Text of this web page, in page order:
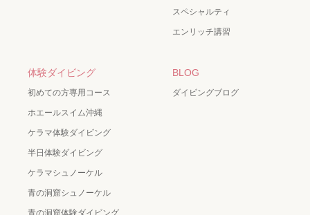
スペシャルティ
エンリッチ講習
体験ダイビング
初めての方専用コース
ホエールスイム沖縄
ケラマ体験ダイビング
半日体験ダイビング
ケラマシュノーケル
青の洞窟シュノーケル
青の洞窟体験ダイビング
BLOG
ダイビングブログ